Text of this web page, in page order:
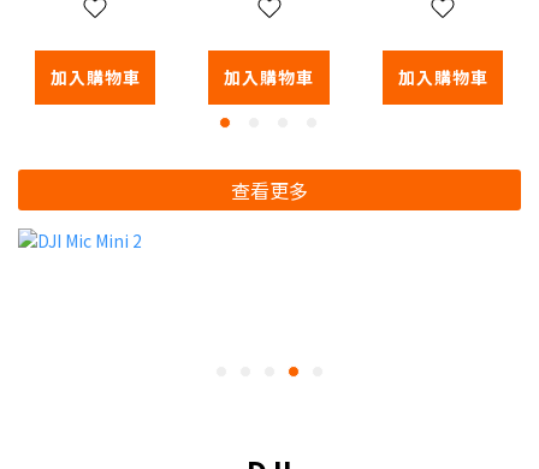
加入購物車 加入購物車 加入購物車
查看更多